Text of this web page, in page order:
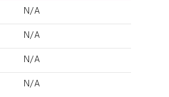
N/A
N/A
N/A
N/A